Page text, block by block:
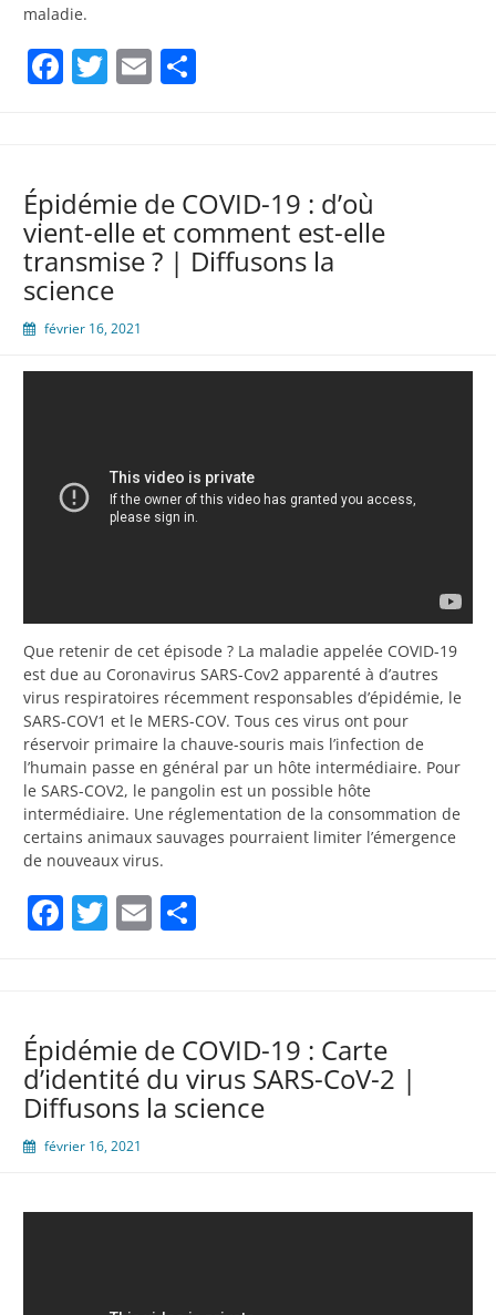
maladie.
Facebook
Twitter
Email
Épidémie de COVID-19 : d’où
vient-elle et comment est-elle
transmise ? | Diffusons la
science
février 16, 2021
Que retenir de cet épisode ? La maladie appelée COVID-19
est due au Coronavirus SARS-Cov2 apparenté à d’autres
virus respiratoires récemment responsables d’épidémie, le
SARS-COV1 et le MERS-COV. Tous ces virus ont pour
réservoir primaire la chauve-souris mais l’infection de
l’humain passe en général par un hôte intermédiaire. Pour
le SARS-COV2, le pangolin est un possible hôte
intermédiaire. Une réglementation de la consommation de
certains animaux sauvages pourraient limiter l’émergence
de nouveaux virus.
Facebook
Twitter
Email
Épidémie de COVID-19 : Carte
d’identité du virus SARS-CoV-2 |
Diffusons la science
février 16, 2021